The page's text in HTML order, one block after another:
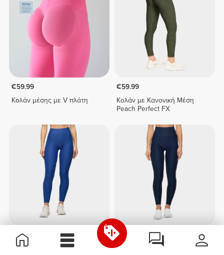
€59.99
Κολάν μέσης με V πλάτη
€59.99
Κολάν με Κανονική Μέση
Peach Perfect FX
€59.99
Κολάν με Κανονική Μέση
€59.99
Κολάν με Ψηλή Μέση Peach